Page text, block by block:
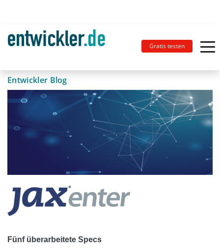
Gratis testen
Entwickler Blog
Fünf überarbeitete Specs